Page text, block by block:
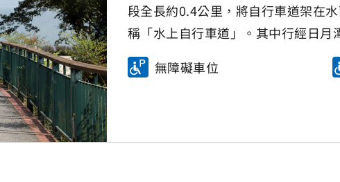
段全長約0.4公里，將自行車道架在
稱「水上自行車道」。其中行經日月
無障礙車位